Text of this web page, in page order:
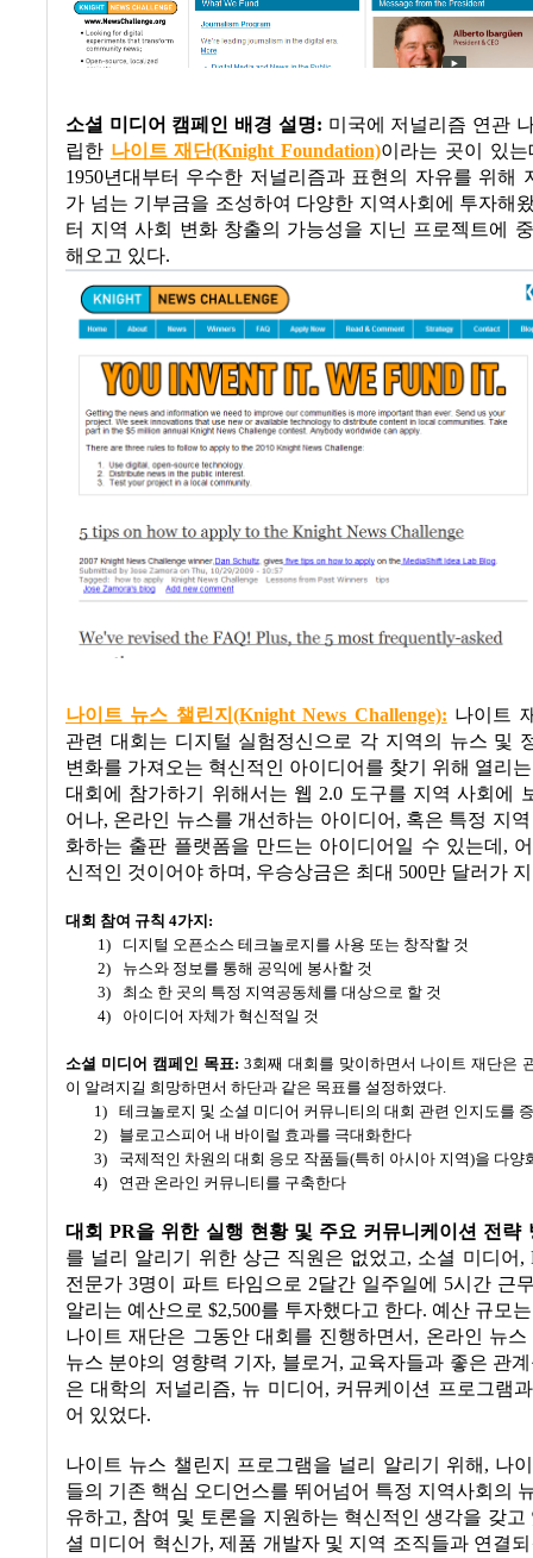
소셜 미디어 캠페인 배경 설명: 미국에 저널리즘 연관
립한 나이트 재단(Knight Foundation)이라는 곳이 있는
1950년대부터 우수한 저널리즘과 표현의 자유를 위해
가 넘는 기부금을 조성하여 다양한 지역사회에 투자해
터 지역 사회 변화 창출의 가능성을 지닌 프로젝트에
해오고 있다.
나이트 뉴스 챌린지 (Knight News Challenge): 나이트
관련 대회는 디지털 실험정신으로 각 지역의 뉴스 및
변화를 가져오는 혁신적인 아이디어를 찾기 위해 열리
대회에 참가하기 위해서는 웹2.0 도구를 지역 사회에
어나, 온라인 뉴스를 개선하는 아이디어 , 혹은 특정 지
화하는 출판 플랫폼을 만드는 아이디어일 수 있는데 ,
신적인 것이어야 하며 , 우승상금은 최대 500만 달러가
대회 참여 규칙 4가지 :
1)
디지털 오픈소스 테크놀로지를 사용 또는 창작할 것
2)
뉴스와 정보를 통해 공익에 봉사할 것
3)
최소 한 곳의 특정 지역공동체를 대상으로 할 것
4)
아이디어 자체가 혁신적일 것
소셜 미디어 캠페인 목표: 3회째 대회를 맞이하면서 나이트 재단은
이 알려지길 희망하면서 하단과 같은 목표를 설정하였다.
1)
테크놀로지 및 소셜 미디어 커뮤니티의 대회 관련 인지도를
2)
블로고스피어 내 바이럴 효과를 극대화한다
3)
국제적인 차원의 대회 응모 작품들(특히 아시아 지역)을 다양
4)
연관 온라인 커뮤니티를 구축한다
대회PR을 위한 실행 현황 및 주요 커뮤니케이션 전략
를 널리 알리기 위한 상근 직원은 없었고, 소셜 미디어 ,
전문가 3명이 파트 타임으로 2달간 일주일에 5시간 근
알리는 예산으로 $2,500를 투자했다고 한다. 예산 규모
나이트 재단은 그동안 대회를 진행하면서 , 온라인 뉴
뉴스 분야의 영향력 기자, 블로거 , 교육자들과 좋은 관
은 대학의 저널리즘, 뉴 미디어 , 커뮤케이션 프로그램
어 있었다.
나이트 뉴스 챌린지 프로그램을 널리 알리기 위해 , 나
들의 기존 핵심 오디언스를 뛰어넘어 특정 지역사회의
유하고, 참여 및 토론을 지원하는 혁신적인 생각을 갖고
셜 미디어 혁신가,제품 개발자 및 지역 조직들과 연결